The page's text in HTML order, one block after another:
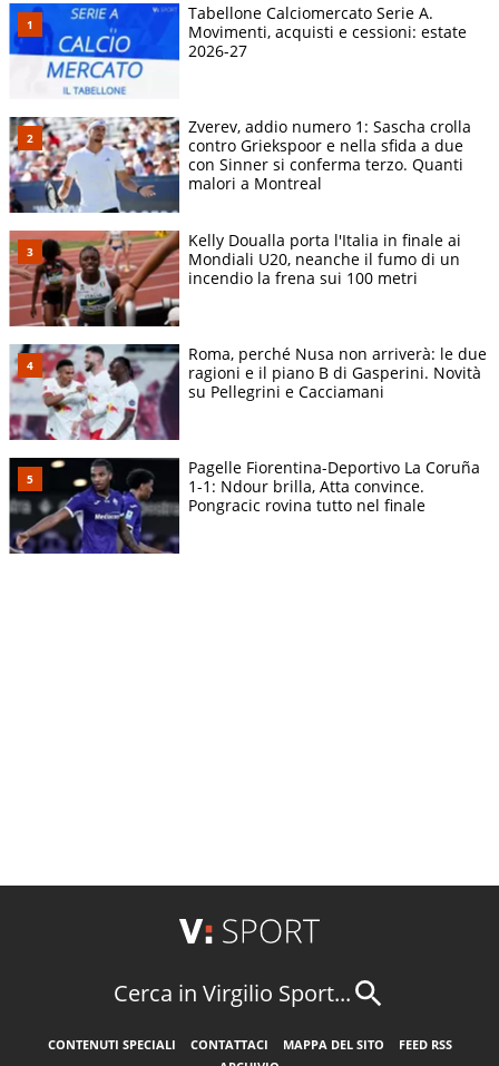
Tabellone Calciomercato Serie A.
Movimenti, acquisti e cessioni: estate
2026-27
Zverev, addio numero 1: Sascha crolla
contro Griekspoor e nella sfida a due
con Sinner si conferma terzo. Quanti
malori a Montreal
Kelly Doualla porta l'Italia in finale ai
Mondiali U20, neanche il fumo di un
incendio la frena sui 100 metri
Roma, perché Nusa non arriverà: le due
ragioni e il piano B di Gasperini. Novità
su Pellegrini e Cacciamani
Pagelle Fiorentina-Deportivo La Coruña
1-1: Ndour brilla, Atta convince.
Pongracic rovina tutto nel finale
Cerca in Virgilio Sport...
CONTENUTI SPECIALI CONTATTACI MAPPA DEL SITO
FEED RSS